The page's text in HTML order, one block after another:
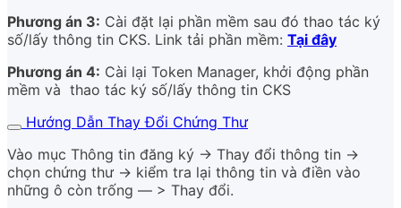
Phương án 3: Cài đặt lại phần mềm sau đó thao tác ký
số/lấy thông tin CKS. Link tải phần mềm: Tại đây
Phương án 4: Cài lại Token Manager, khởi động phần
mềm và thao tác ký số/lấy thông tin CKS
Hướng Dẫn Thay Đổi Chứng Thư
Vào mục Thông tin đăng ký → Thay đổi thông tin →
chọn chứng thư → kiểm tra lại thông tin và điền vào
những ô còn trống — > Thay đổi.